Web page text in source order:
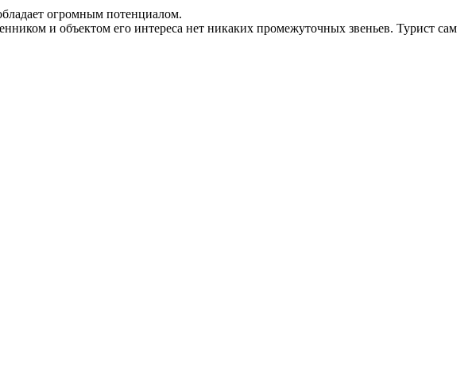
огромным потенциалом.
и объектом его интереса нет никаких промежуточных звеньев. Турист сам